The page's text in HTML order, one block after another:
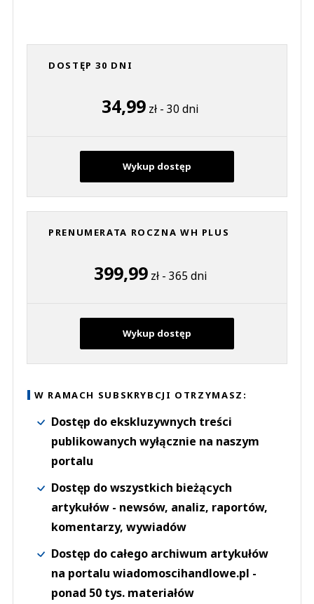
DOSTĘP 30 DNI
34,99 zł - 30 dni
Wykup dostęp
PRENUMERATA ROCZNA WH PLUS
399,99zł - 365 dni
Wykup dostęp
W RAMACH SUBSKRYBCJI OTRZYMASZ:
Dostęp do ekskluzywnych treści
publikowanych wyłącznie na naszym
portalu
Dostęp do wszystkich bieżących
artykułów - newsów, analiz, raportów,
komentarzy, wywiadów
Dostęp do całego archiwum artykułów
na portalu wiadomoscihandlowe.pl -
ponad 50 tys. materiałów